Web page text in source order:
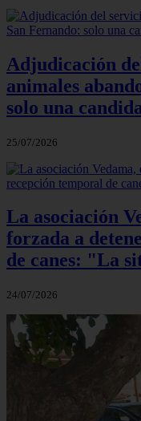
Adjudicación
animales
solo una
25/07/2026
La asociación
forzada a
de canes: "La
24/07/2026